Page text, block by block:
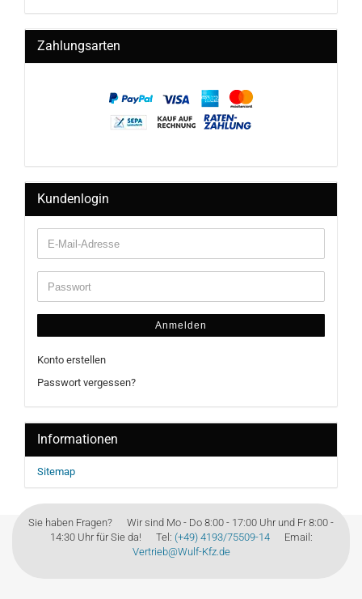
Zahlungsarten
Kundenlogin
Anmelden
Konto erstellen
Passwort vergessen?
Informationen
Sitemap
Sie haben Fragen? Wir sind Mo - Do 8:00 - 17:00 Uhr und Fr 8:00 -
14:30 Uhr für Sie da! Tel: (+49) 4193/75509-14Email:
Vertrieb@Wulf-Kfz.de